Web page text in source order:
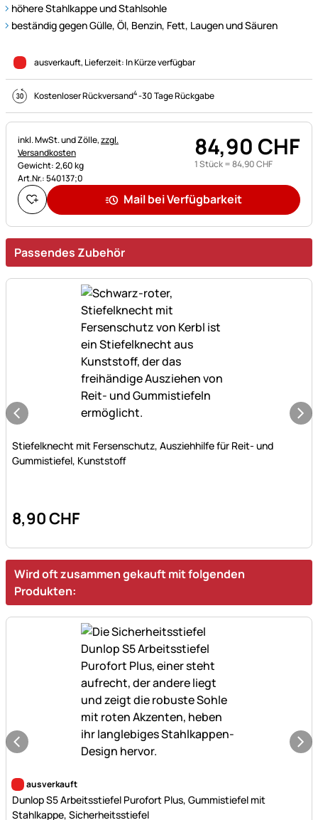
höhere Stahlkappe und Stahlsohle
beständig gegen Gülle, Öl, Benzin, Fett, Laugen und Säuren
ausverkauft, Lieferzeit: In Kürze verfügbar
Kostenloser Rückversand4-30 Tage Rückgabe
Steuerhinweis:
inkl. MwSt. und Zölle,zzgl.
Versandkosten
Gewicht: 2,60 kg
Art.Nr.: 540137;0
84,90 CHF
1 Stück =84,90CHF
Mail bei Verfügbarkeit
Passendes Zubehör
Stiefelknecht mit Fersenschutz, Ausziehhilfe für Reit- und
Gummistiefel, Kunststoff
8,90CHF
Wird oft zusammen gekauft mit folgenden
Produkten:
Noch keine Bewertungen abgegeben
ausverkauft
Dunlop S5 Arbeitsstiefel Purofort Plus, Gummistiefel mit
Stahlkappe, Sicherheitsstiefel